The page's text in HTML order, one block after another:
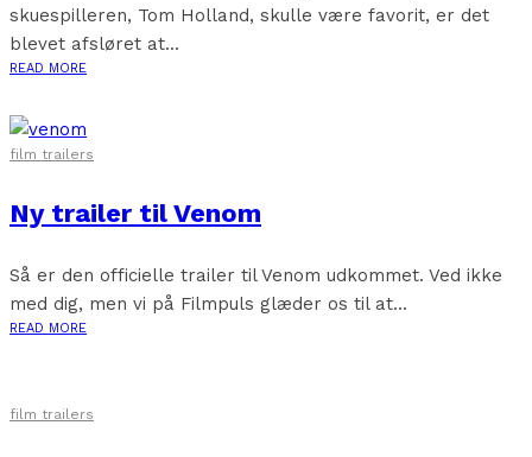
skuespilleren, Tom Holland, skulle være favorit, er det
blevet afsløret at...
READ MORE
film trailers
Ny trailer til Venom
Så er den officielle trailer til Venom udkommet. Ved ikke
med dig, men vi på Filmpuls glæder os til at...
READ MORE
film trailers